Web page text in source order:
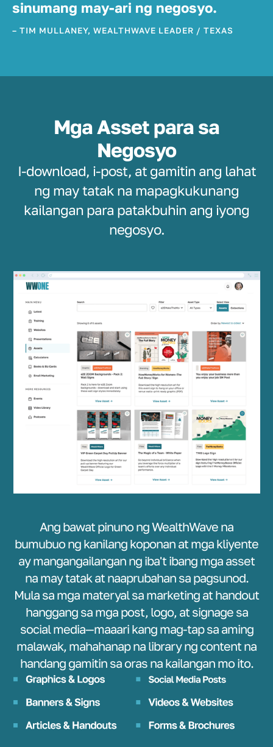
sinumang may-ari ng negosyo.
– TIM MULLANEY, WEALTHWAVE LEADER / TEXAS
Mga Asset para sa
Negosyo
I-download, i-post, at gamitin ang lahat
ng may tatak na mapagkukunang
kailangan para patakbuhin ang iyong
negosyo.
Ang bawat pinuno ng WealthWave na
bumubuo ng kanilang koponan at mga kliyente
ay mangangailangan ng iba't ibang mga asset
na may tatak at naaprubahan sa pagsunod.
Mula sa mga materyal sa marketing at handout
hanggang sa mga post, logo, at signage sa
social media—maaari kang mag-tap sa aming
malawak, mahahanap na library ng content na
handang gamitin sa oras na kailangan mo ito.